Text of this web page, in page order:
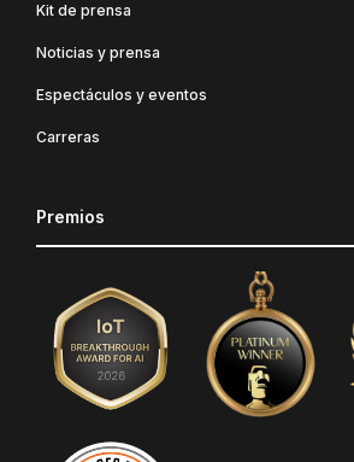
Kit de prensa
Noticias y prensa
Espectáculos y eventos
Carreras
Premios